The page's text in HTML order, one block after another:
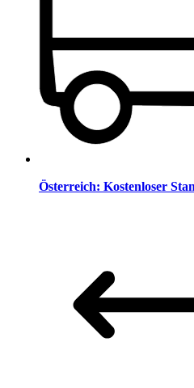
Österreich: Kostenloser